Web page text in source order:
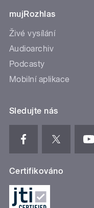
mujRozhlas
Živé vysílání
Audioarchiv
Podcasty
Mobilní aplikace
Sledujte nás
Certifikováno